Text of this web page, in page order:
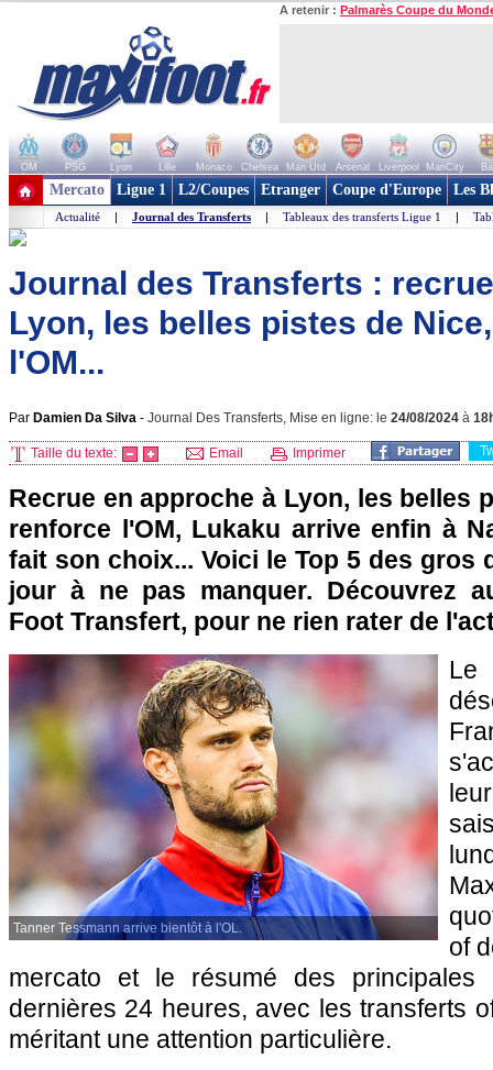
A retenir : Palmarès Coupe du
OM PSG Lyon Lille Monaco Chelsea Man Utd Arsenal Liverpool ManCity
+ de clubs
Mercato Ligue 1 L2/Coupes Etranger Coupe d'Europe Les
Actualité | Journal des Transferts | Tableaux des transferts Ligue 1 |
Journal des Transferts :
Lyon, les belles pistes de
l'OM...
Par Damien Da Silva - Journal Des Transferts, Mise en ligne: le 24/08/2024 à
Taille du texte: Email Imprimer
Recrue en approche à Lyon, les belles
renforce l'OM, Lukaku arrive enfin à
fait son choix... Voici le Top 5 des gros
jour à ne pas manquer. Découvrez
Foot Transfert, pour ne rien rater de
Tanner Tessmann arrive bientôt à l'OL.
of
mercato et le résumé des principales
dernières 24 heures, avec les transferts
méritant une attention particulière.